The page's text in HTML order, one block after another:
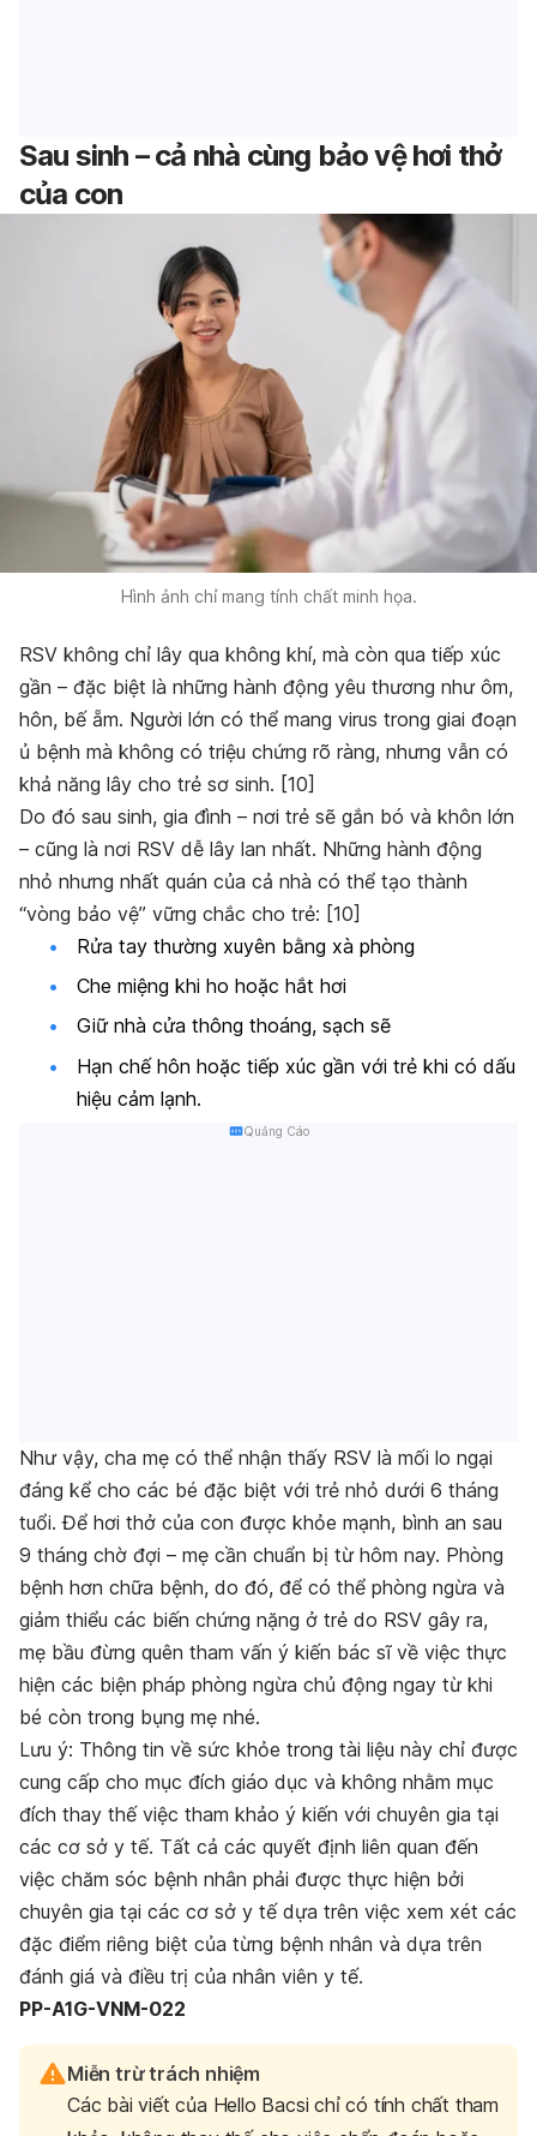
Sau sinh – cả nhà cùng bảo vệ hơi thở
của con
Hình ảnh chỉ mang tính chất minh họa.
RSV không chỉ lây qua không khí, mà còn qua tiếp xúc
gần – đặc biệt là những hành động yêu thương như ôm,
hôn, bế ẵm. Người lớn có thể mang virus trong giai đoạn
ủ bệnh mà không có triệu chứng rõ ràng, nhưng vẫn có
khả năng lây cho trẻ sơ sinh. [10]
Do đó sau sinh, gia đình – nơi trẻ sẽ gắn bó và khôn lớn
– cũng là nơi RSV dễ lây lan nhất. Những hành động
nhỏ nhưng nhất quán của cả nhà có thể tạo thành
“vòng bảo vệ” vững chắc cho trẻ: [10]
Rửa tay thường xuyên bằng xà phòng
Che miệng khi ho hoặc hắt hơi
Giữ nhà cửa thông thoáng, sạch sẽ
Hạn chế hôn hoặc tiếp xúc gần với trẻ khi có dấu
hiệu cảm lạnh.
Quảng Cáo
Như vậy, cha mẹ có thể nhận thấy RSV là mối lo ngại
đáng kể cho các bé đặc biệt với trẻ nhỏ dưới 6 tháng
tuổi. Để hơi thở của con được khỏe mạnh, bình an sau
9 tháng chờ đợi – mẹ cần chuẩn bị từ hôm nay. Phòng
bệnh hơn chữa bệnh, do đó, để có thể phòng ngừa và
giảm thiểu các biến chứng nặng ở trẻ do RSV gây ra,
mẹ bầu đừng quên tham vấn ý kiến bác sĩ về việc thực
hiện các biện pháp phòng ngừa chủ động ngay từ khi
bé còn trong bụng mẹ nhé.
Lưu ý: Thông tin về sức khỏe trong tài liệu này chỉ được
cung cấp cho mục đích giáo dục và không nhằm mục
đích thay thế việc tham khảo ý kiến với chuyên gia tại
các cơ sở y tế. Tất cả các quyết định liên quan đến
việc chăm sóc bệnh nhân phải được thực hiện bởi
chuyên gia tại các cơ sở y tế dựa trên việc xem xét các
đặc điểm riêng biệt của từng bệnh nhân và dựa trên
đánh giá và điều trị của nhân viên y tế.
PP-A1G-VNM-022
Miễn trừ trách nhiệm
Các bài viết của Hello Bacsi chỉ có tính chất tham